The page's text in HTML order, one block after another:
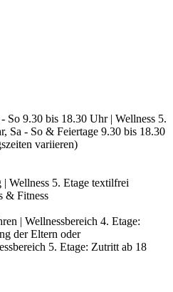
So 9.30 bis 18.30 Uhr | Wellness 5.
Sa - So & Feiertage 9.30 bis 18.30
variieren)
Wellness 5. Etage textilfrei
& Fitness
| Wellnessbereich 4. Etage:
der Eltern oder
5. Etage: Zutritt ab 18